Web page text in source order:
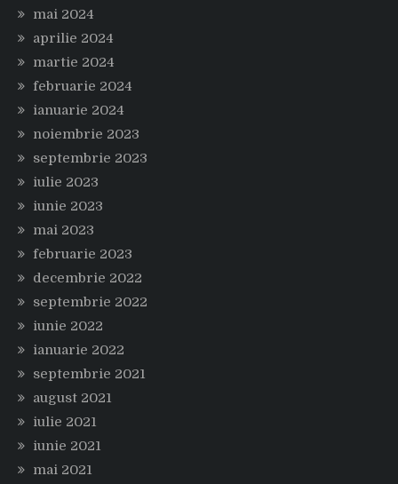
mai 2024
aprilie 2024
martie 2024
februarie 2024
ianuarie 2024
noiembrie 2023
septembrie 2023
iulie 2023
iunie 2023
mai 2023
februarie 2023
decembrie 2022
septembrie 2022
iunie 2022
ianuarie 2022
septembrie 2021
august 2021
iulie 2021
iunie 2021
mai 2021